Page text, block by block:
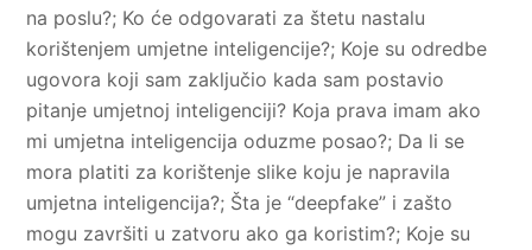
na poslu?; Ko će odgovarati za štetu nastalu
korištenjem umjetne inteligencije?; Koje su odredbe
ugovora koji sam zaključio kada sam postavio
pitanje umjetnoj inteligenciji? Koja prava imam ako
mi umjetna inteligencija oduzme posao?; Da li se
mora platiti za korištenje slike koju je napravila
umjetna inteligencija?; Šta je “deepfake” i zašto
mogu završiti u zatvoru ako ga koristim?; Koje su